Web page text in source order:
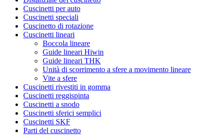
Cuscinetti per auto
Cuscinetti speciali
Cuscinetto di rotazione
Cuscinetti lineari
Boccola lineare
Guide lineari Hiwin
Guide lineari THK
Unità di scorrimento a sfere a movimento lineare
Vite a sfere
Cuscinetti rivestiti in gomma
Cuscinetti reggispinta
Cuscinetti a snodo
Cuscinetti sferici semplici
Cuscinetti SKF
Parti del cuscinetto